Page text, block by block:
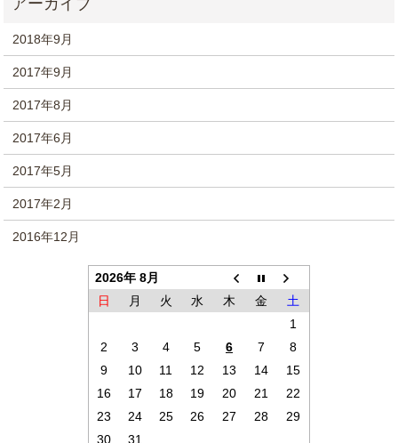
2018年9月
2017年9月
2017年8月
2017年6月
2017年5月
2017年2月
2016年12月
2026年 8月
日
月 火 水 木 金
土
1
2
3 4 5 6 7
8
9
10 11 12 13 14
15
16
17 18 19 20 21
22
23
24 25 26 27 28
29
30
31